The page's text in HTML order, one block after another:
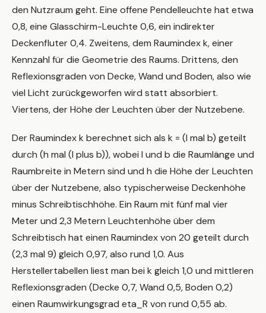
den Nutzraum geht. Eine offene Pendelleuchte hat etwa
0,8, eine Glasschirm-Leuchte 0,6, ein indirekter
Deckenfluter 0,4. Zweitens, dem Raumindex k, einer
Kennzahl für die Geometrie des Raums. Drittens, den
Reflexionsgraden von Decke, Wand und Boden, also wie
viel Licht zurückgeworfen wird statt absorbiert.
Viertens, der Höhe der Leuchten über der Nutzebene.
Der Raumindex k berechnet sich als k = (l mal b) geteilt
durch (h mal (l plus b)), wobei l und b die Raumlänge und
Raumbreite in Metern sind und h die Höhe der Leuchten
über der Nutzebene, also typischerweise Deckenhöhe
minus Schreibtischhöhe. Ein Raum mit fünf mal vier
Meter und 2,3 Metern Leuchtenhöhe über dem
Schreibtisch hat einen Raumindex von 20 geteilt durch
(2,3 mal 9) gleich 0,97, also rund 1,0. Aus
Herstellertabellen liest man bei k gleich 1,0 und mittleren
Reflexionsgraden (Decke 0,7, Wand 0,5, Boden 0,2)
einen Raumwirkungsgrad eta_R von rund 0,55 ab.